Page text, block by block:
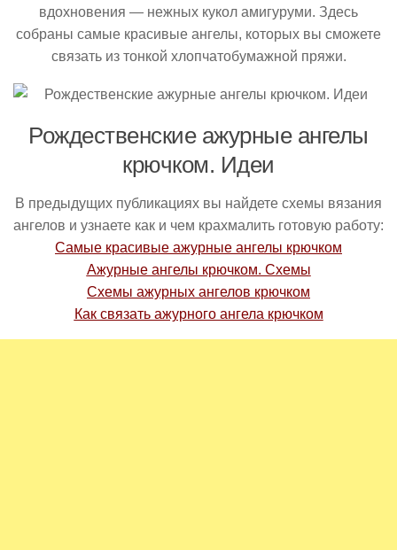
вдохновения — нежных кукол амигуруми. Здесь
собраны самые красивые ангелы, которых вы сможете
связать из тонкой хлопчатобумажной пряжи.
Рождественские ажурные ангелы
крючком. Идеи
В предыдущих публикациях вы найдете схемы вязания
ангелов и узнаете как и чем крахмалить готовую работу:
Самые красивые ажурные ангелы крючком
Ажурные ангелы крючком. Схемы
Схемы ажурных ангелов крючком
Как связать ажурного ангела крючком